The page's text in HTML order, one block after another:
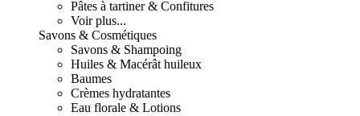
Pâtes à tartiner & Confitures
Voir plus...
Savons & Cosmétiques
Savons & Shampoing
Huiles & Macérât huileux
Baumes
Crèmes hydratantes
Eau florale & Lotions